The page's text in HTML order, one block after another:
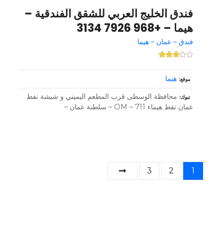
فندق الخليج العربي للشقق الفندقية –
هيما – +968 7926 3134
فندق – عمان – هيما
موقع هيما
تبوك
محافظة الوسطى قرب المطعم اليميني و شيشة نفط
عمان نفط هيماء OM – 711 – سلطنة عمان –
1
2
3